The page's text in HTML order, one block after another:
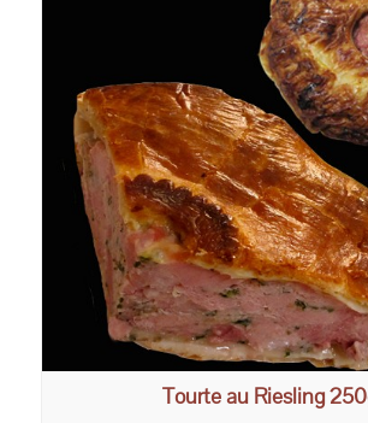
Tourte au Riesling